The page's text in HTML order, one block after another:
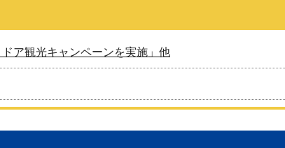
ア観光キャンペーンを実施」他